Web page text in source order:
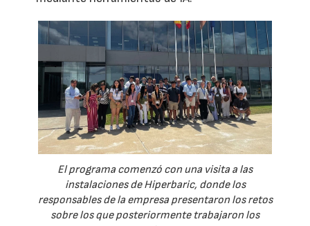
El programa comenzó con una visita a las
instalaciones de Hiperbaric, donde los
responsables de la empresa presentaron los retos
sobre los que posteriormente trabajaron los